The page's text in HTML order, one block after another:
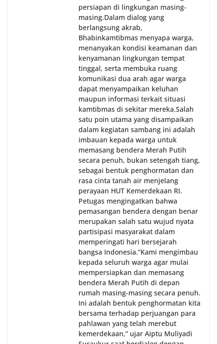
persiapan di lingkungan masing-
masing.‎Dalam dialog yang
berlangsung akrab,
Bhabinkamtibmas menyapa warga,
menanyakan kondisi keamanan dan
kenyamanan lingkungan tempat
tinggal, serta membuka ruang
komunikasi dua arah agar warga
dapat menyampaikan keluhan
maupun informasi terkait situasi
kamtibmas di sekitar mereka.‎‎‎Salah
satu poin utama yang disampaikan
dalam kegiatan sambang ini adalah
imbauan kepada warga untuk
memasang bendera Merah Putih
secara penuh, bukan setengah tiang,
sebagai bentuk penghormatan dan
rasa cinta tanah air menjelang
perayaan HUT Kemerdekaan RI.
Petugas mengingatkan bahwa
pemasangan bendera dengan benar
merupakan salah satu wujud nyata
partisipasi masyarakat dalam
memperingati hari bersejarah
bangsa Indonesia.‎‎”Kami mengimbau
kepada seluruh warga agar mulai
mempersiapkan dan memasang
bendera Merah Putih di depan
rumah masing-masing secara penuh.
Ini adalah bentuk penghormatan kita
bersama terhadap perjuangan para
pahlawan yang telah merebut
kemerdekaan,” ujar Aiptu Muliyadi